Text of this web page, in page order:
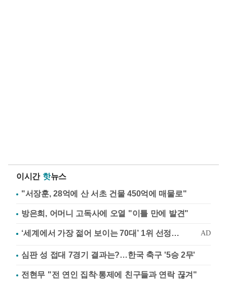
이시간 핫뉴스
"서장훈, 28억에 산 서초 건물 450억에 매물로"
방은희, 어머니 고독사에 오열 "이틀 만에 발견"
심판 성 접대 7경기 결과는?…한국 축구 '5승 2무'
전현무 "전 연인 집착·통제에 친구들과 연락 끊겨"